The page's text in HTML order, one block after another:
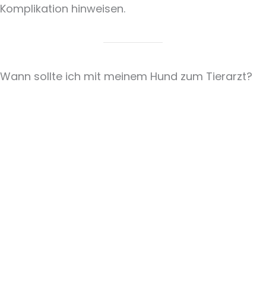
Komplikation hinweisen.
Wann sollte ich mit meinem Hund zum Tierarzt?